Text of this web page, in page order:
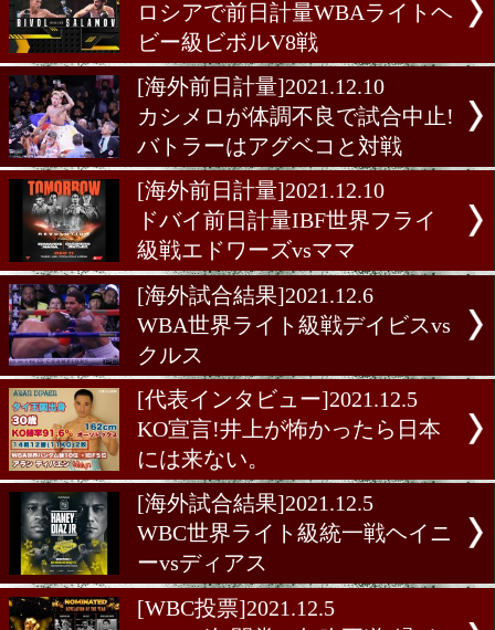
亀田和毅が計量クリア!世
権を取りに行く!
[海外前日計量]2021.12.11
井上尚弥戦を前にドネアが
計量をクリア!
[海外前日計量]2021.12.11
ロマチェンコとコミーが
量をクリア!
[海外前日計量]2021.12.11
ロシアで前日計量WBAラ
ビー級ビボルV8戦
[海外前日計量]2021.12.10
カシメロが体調不良で試合
バトラーはアグベコと対戦
[海外前日計量]2021.12.10